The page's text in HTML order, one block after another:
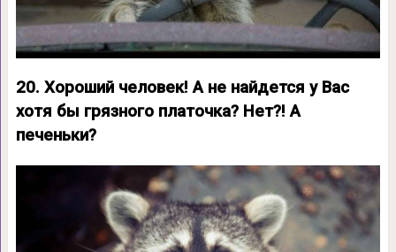
20. Хороший человек! А не найдется у Вас
хотя бы грязного платочка? Нет?! А
печеньки?